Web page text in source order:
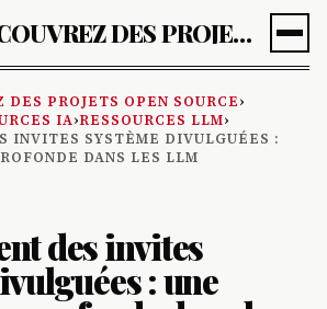
AIBIT-DÉCOUVREZ DES PROJETS OPEN SOURCE
PROJETS OPEN SOURCE›
IA›RESSOURCES LLM›
INVITES SYSTÈME DIVULGUÉES :
DANS LES LLM
des invites
: une